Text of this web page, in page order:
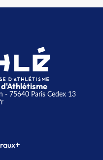
- 75640 Paris Cedex 13
+